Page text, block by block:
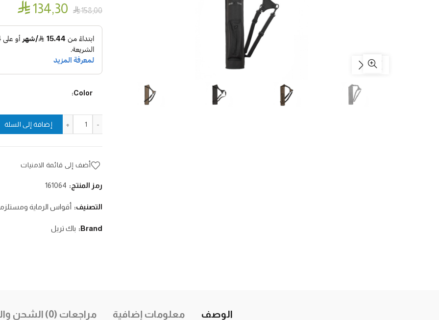
 158٫00  134٫30
Color
إضافة إلى السلة
أضف إلى قائمة الامنيات
رمز المنتج: 161064
التصنيف: أقواس الرماية
Brand: باك تريل
الوصف معلومات إضافية مراجعات (0) الشحن